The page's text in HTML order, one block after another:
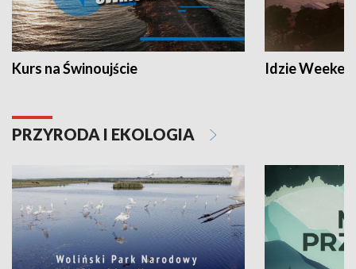
Kurs na Świnoujście Idzie
PRZYRODA I EKOLOGIA